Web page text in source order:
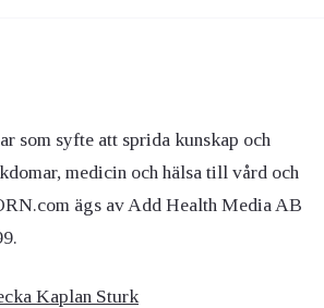
som syfte att sprida kunskap och
medicin och hälsa till vård och
ägs av Add Health Media AB
Kaplan Sturk